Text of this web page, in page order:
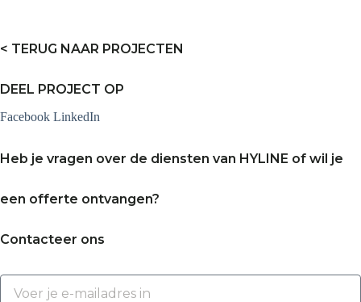
< TERUG NAAR PROJECTEN
DEEL PROJECT OP
Facebook LinkedIn
Heb je vragen over de diensten van HYLINE of wil je
een offerte ontvangen?
Contacteer ons